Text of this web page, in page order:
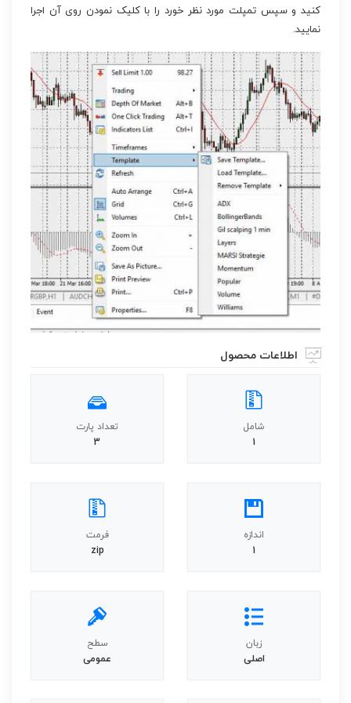
کنید و سپس تمپلت مورد نظر خورد را با کلیک نمودن روی آن اجرا
نمایید.
اطلاعات محصول
شامل
1
تعداد پارت
3
اندازه
1
فرمت
zip
زبان
اصلی
سطح
عمومی